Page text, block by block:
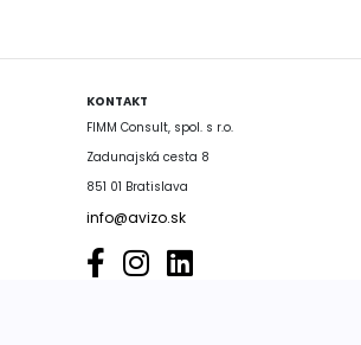
KONTAKT
FIMM Consult, spol. s r.o.
Zadunajská cesta 8
851 01 Bratislava
info@avizo.sk